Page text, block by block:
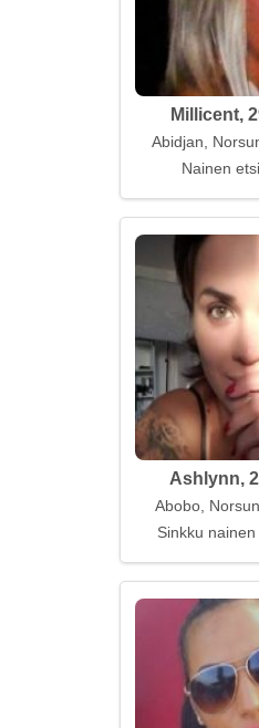
Millicent,
Abidjan,
Nainen
Ashlynn,
Abobo,
Sinkku